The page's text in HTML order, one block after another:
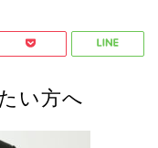
い方へ